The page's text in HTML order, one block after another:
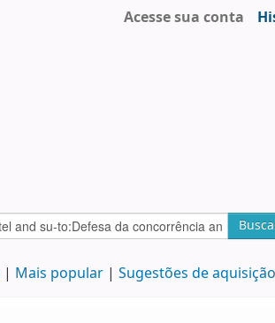
Acesse sua conta
Mais popular Sugestões de aquisição